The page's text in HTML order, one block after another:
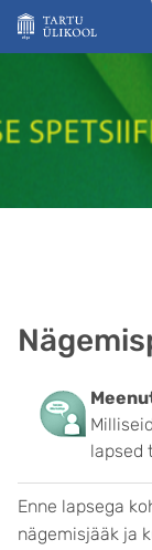
Liigu edasi
lapsed
Enne lapsega
nägemisjääk ja